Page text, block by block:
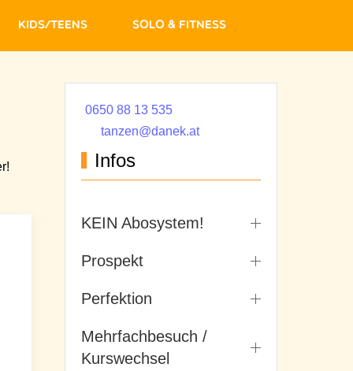
Kids/Teens Solo & Fitness
0650 88 13 535
tanzen@danek.at
Infos
KEIN Abosystem!
Prospekt
Perfektion
Mehrfachbesuch /
Kurswechsel